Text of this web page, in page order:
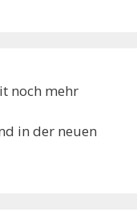
noch mehr
in der neuen